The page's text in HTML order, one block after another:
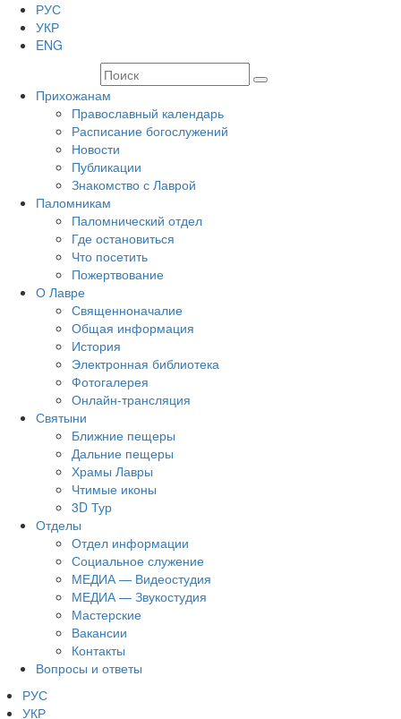
РУС
УКР
ENG
Прихожанам
Православный календарь
Расписание богослужений
Новости
Публикации
Знакомство с Лаврой
Паломникам
Паломнический отдел
Где остановиться
Что посетить
Пожертвование
О Лавре
Священноначалие
Общая информация
История
Электронная библиотека
Фотогалерея
Онлайн-трансляция
Святыни
Ближние пещеры
Дальние пещеры
Храмы Лавры
Чтимые иконы
3D Тур
Отделы
Отдел информации
Социальное служение
МЕДИА — Видеостудия
МЕДИА — Звукостудия
Мастерские
Вакансии
Контакты
Вопросы и ответы
РУС
УКР